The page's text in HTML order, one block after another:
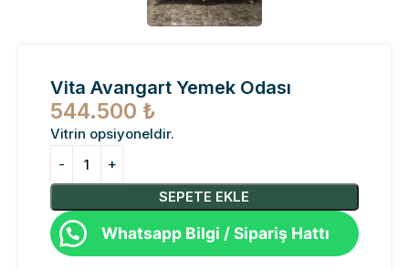
Vita Avangart Yemek Odası
544.500 ₺
Vitrin opsiyoneldir.
SEPETE EKLE
Whatsapp Bilgi / Sipariş Hattı